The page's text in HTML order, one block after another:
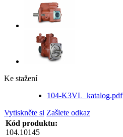
Ke stažení
104-K3VL_katalog.pdf
Vytiskněte si Zašlete odkaz
Kód produktu:
104.10145